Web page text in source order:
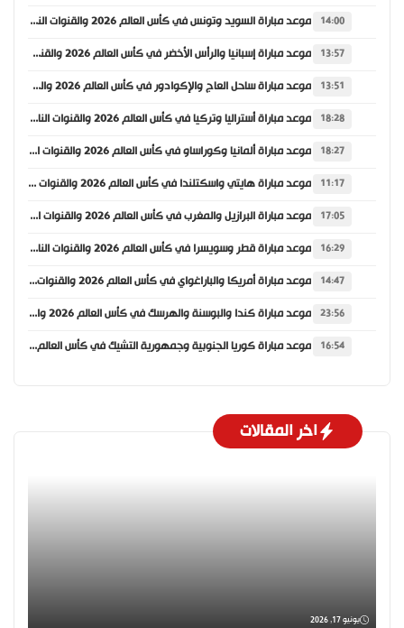
14:00 موعد مباراة السويد وتونس في كأس العالم 2026 والقنوات الناقلة
13:57 موعد مباراة إسبانيا والرأس الأخضر في كأس العالم 2026 والقنوات الناقلة
13:51 موعد مباراة ساحل العاج والإكوادور في كأس العالم 2026 والقنوات الناقلة
18:28 موعد مباراة أستراليا وتركيا في كأس العالم 2026 والقنوات الناقلة
18:27 موعد مباراة ألمانيا وكوراساو في كأس العالم 2026 والقنوات الناقلة
11:17 موعد مباراة هايتي واسكتلندا في كأس العالم 2026 والقنوات الناقلة
17:05 موعد مباراة البرازيل والمغرب في كأس العالم 2026 والقنوات الناقلة
16:29 موعد مباراة قطر وسويسرا في كأس العالم 2026 والقنوات الناقلة
14:47 موعد مباراة أمريكا والباراغواي في كأس العالم 2026 والقنوات الناقلة
23:56 موعد مباراة كندا والبوسنة والهرسك في كأس العالم 2026 والقنوات الناقلة
16:54 موعد مباراة كوريا الجنوبية وجمهورية التشيك في كأس العالم 2026 والقنوات الناقلة
اخر المقالات
يونيو 17, 2026